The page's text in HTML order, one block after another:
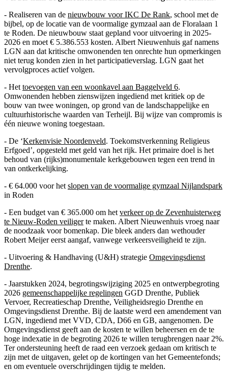
- Realiseren van de nieuwbouw voor IKC De Rank, school met de
bijbel, op de locatie van de voormalige gymzaal aan de Floralaan 1
te Roden. De nieuwbouw staat gepland voor uitvoering in 2025-
2026 en moet € 5.386.553 kosten. Albert Nieuwenhuis gaf namens
LGN aan dat kritische omwonenden ten onrechte hun opmerkingen
niet terug konden zien in het participatieverslag. LGN gaat het
vervolgproces actief volgen.
- Het toevoegen van een woonkavel aan Baggelveld 6.
Omwonenden hebben zienswijzen ingediend met kritiek op de
bouw van twee woningen, op grond van de landschappelijke en
cultuurhistorische waarden van Terheijl. Bij wijze van compromis is
één nieuwe woning toegestaan.
- De ‘Kerkenvisie Noordenveld. Toekomstverkenning Religieus
Erfgoed’, opgesteld met geld van het rijk. Het primaire doel is het
behoud van (rijks)monumentale kerkgebouwen tegen een trend in
van ontkerkelijking.
- € 64.000 voor het slopen van de voormalige gymzaal Nijlandspark
in Roden
- Een budget van € 365.000 om het verkeer op de Zevenhuisterweg
te Nieuw-Roden veiligerte maken. Albert Nieuwenhuis vroeg naar
de noodzaak voor bomenkap. Die bleek anders dan wethouder
Robert Meijer eerst aangaf, vanwege verkeersveiligheid te zijn.
- Uitvoering & Handhaving (U&H) strategie Omgevingsdienst
Drenthe.
- Jaarstukken 2024, begrotingswijziging 2025 en ontwerpbegroting
2026 gemeenschappelijke regelingen GGD Drenthe, Publiek
Vervoer, Recreatieschap Drenthe, Veiligheidsregio Drenthe en
Omgevingsdienst Drenthe. Bij de laatste werd een amendement van
LGN, ingediend met VVD, CDA, D66 en GB, aangenomen. De
Omgevingsdienst geeft aan de kosten te willen beheersen en de te
hoge indexatie in de begroting 2026 te willen terugbrengen naar 2%.
Ter ondersteuning heeft de raad een verzoek gedaan om kritisch te
zijn met de uitgaven, gelet op de kortingen van het Gemeentefonds;
en om eventuele overschrijdingen tijdig te melden.